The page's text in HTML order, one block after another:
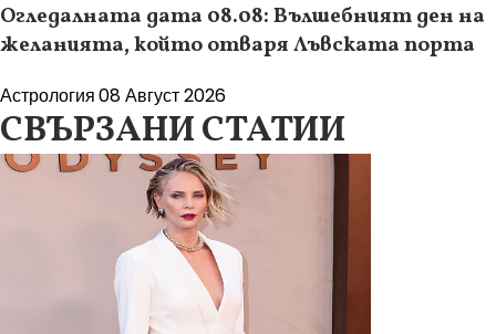
Огледалната дата 08.08: Вълшебният ден на
желанията, който отваря Лъвската порта
Астрология08 Август 2026
СВЪРЗАНИ СТАТИИ